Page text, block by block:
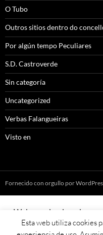
O Tubo
Outros sitios dentro do
Por algún tempo Peculiares
S.D. Castroverde
Sin categoría
Uncategorized
Verbas Falangueiras
Visto en
Fornecido con orgullo por
Web creada, aloxada e
Visítanos en https://
Esta web utiliza cookies